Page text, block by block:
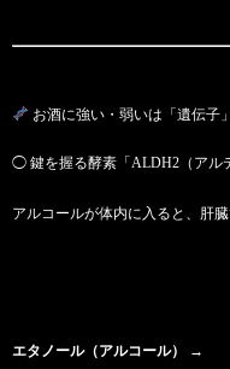
お酒に強い・弱いは「遺伝子
◯ 鍵を握る酵素「ALDH2（アル
アルコールが体内に入ると、肝
エタノール（アルコール） →